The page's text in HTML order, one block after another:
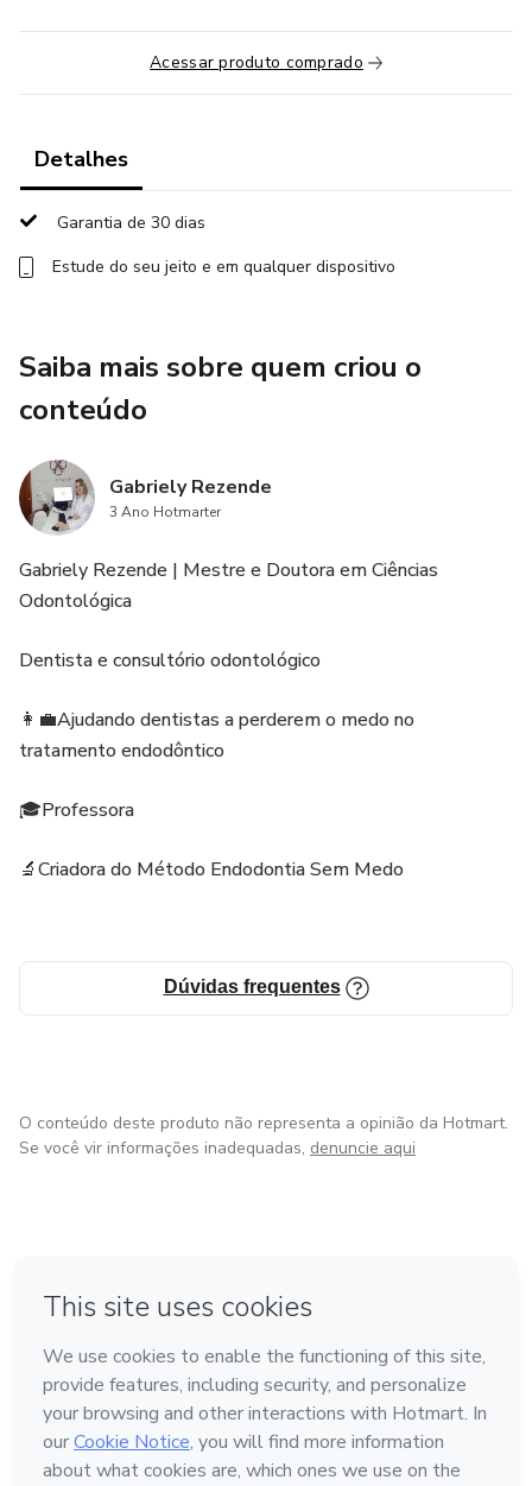
Acessar produto comprado
Detalhes
Garantia de 30 dias
Estude do seu jeito e em qualquer dispositivo
Saiba mais sobre quem criou o
conteúdo
Gabriely Rezende
3 Ano Hotmarter
Gabriely Rezende | Mestre e Doutora em Ciências
Odontológica
Dentista e consultório odontológico
👩‍💼Ajudando dentistas a perderem o medo no
tratamento endodôntico
🎓Professora
🔬Criadora do Método Endodontia Sem Medo
Dúvidas frequentes
O conteúdo deste produto não representa a opinião da Hotmart.
Se você vir informações inadequadas, denuncie aqui
Feito com ❤
em Belo Horizonte
na Cidade do México